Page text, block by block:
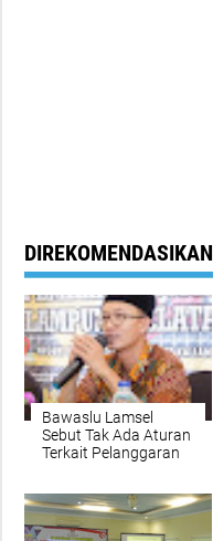
DIREKOMENDASIKAN
Bawaslu Lamsel
Sebut Tak Ada Aturan
Terkait Pelanggaran